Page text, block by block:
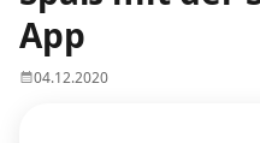
App
04.12.2020